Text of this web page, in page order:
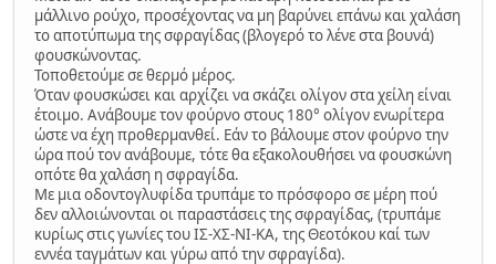
μάλλινο ρούχο, προσέχοντας να μη βαρύνει επάνω και χαλάση
το αποτύπωμα της σφραγίδας (βλογερό το λένε στα βουνά)
φουσκώνοντας.
Τοποθετούμε σε θερμό μέρος.
Όταν φουσκώσει και αρχίζει να σκάζει ολίγον στα χείλη είναι
έτοιμο. Ανάβουμε τον φούρνο στους 180° ολίγον ενωρίτερα
ώστε να έχη προθερμανθεί. Εάν το βάλουμε στον φούρνο την
ώρα πού τον ανάβουμε, τότε θα εξακολουθήσει να φουσκώνη
οπότε θα χαλάση η σφραγίδα.
Με μια οδοντογλυφίδα τρυπάμε το πρόσφορο σε μέρη πού
δεν αλλοιώνονται οι παραστάσεις της σφραγίδας, (τρυπάμε
κυρίως στις γωνίες του ΙΣ-ΧΣ-ΝΙ-ΚΑ, της Θεοτόκου καί των
εννέα ταγμάτων και γύρω από την σφραγίδα).